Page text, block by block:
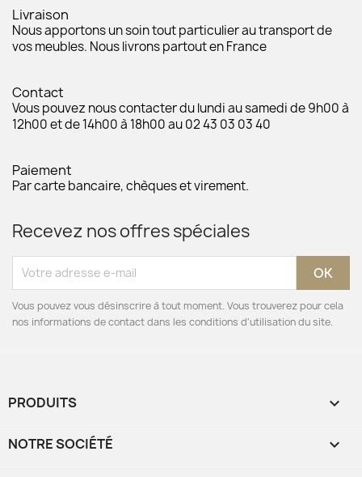
Livraison
Nous apportons un soin tout particulier au transport de
vos meubles. Nous livrons partout en France
Contact
Vous pouvez nous contacter du lundi au samedi de 9h00 à
12h00 et de 14h00 à 18h00 au 02 43 03 03 40
Paiement
Par carte bancaire, chèques et virement.
Recevez nos offres spéciales
Vous pouvez vous désinscrire à tout moment. Vous trouverez pour cela
nos informations de contact dans les conditions d'utilisation du site.
PRODUITS 
NOTRE SOCIÉTÉ 